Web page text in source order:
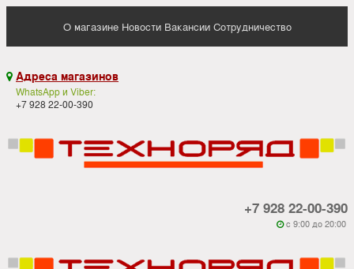
О магазине Новости Вакансии Сотрудничество
 Адреса магазинов
WhatsApp и Viber:
+7 928 22-00-390
+7 928 22-00-390
 c 9:00 до 20:00